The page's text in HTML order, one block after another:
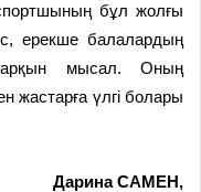
бұл жолғы
ерекше балалардың
мысал. Оның
жастарға үлгі болары
Дарина САМЕН,